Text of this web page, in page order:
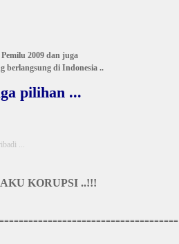
2009 dan juga
berlangsung di Indonesia ..
pilihan ...
...
KORUPSI ..!!!